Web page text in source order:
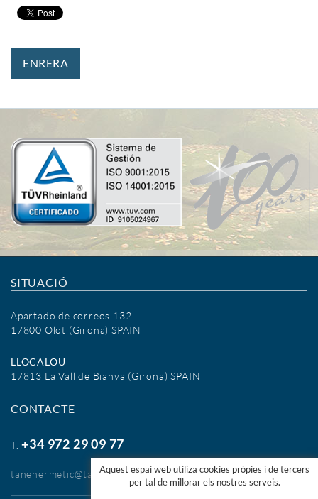
ENRERA
SITUACIÓ
Apartado de correos 132
17800 Olot (Girona) SPAIN
LLOCALOU
17813 La Vall de Bianya (Girona) SPAIN
CONTACTE
T.+34 972 29 09 77
tanehermetic@tanehermetic.comAquest espai web utiliza cookies pròpies i de tercers
per tal de millorar els nostres serveis.